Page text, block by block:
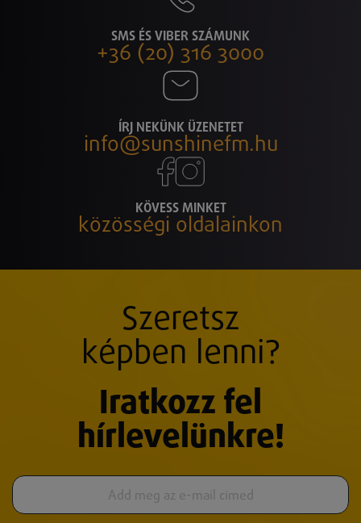
SMS ÉS VIBER SZÁMUNK
+36 (20) 316 3000
ÍRJ NEKÜNK ÜZENETET
info@sunshinefm.hu
KÖVESS MINKET
közösségi oldalainkon
Szeretsz
képben lenni?
Iratkozz fel
hírlevelünkre!